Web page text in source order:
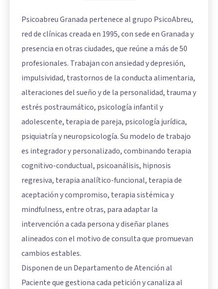
Psicoabreu Granada pertenece al grupo PsicoAbreu,
red de clínicas creada en 1995, con sede en Granada y
presencia en otras ciudades, que reúne a más de 50
profesionales. Trabajan con ansiedad y depresión,
impulsividad, trastornos de la conducta alimentaria,
alteraciones del sueño y de la personalidad, trauma y
estrés postraumático, psicología infantil y
adolescente, terapia de pareja, psicología jurídica,
psiquiatría y neuropsicología. Su modelo de trabajo
es integrador y personalizado, combinando terapia
cognitivo-conductual, psicoanálisis, hipnosis
regresiva, terapia analítico-funcional, terapia de
aceptación y compromiso, terapia sistémica y
mindfulness, entre otras, para adaptar la
intervención a cada persona y diseñar planes
alineados con el motivo de consulta que promuevan
cambios estables.
Disponen de un Departamento de Atención al
Paciente que gestiona cada petición y canaliza al